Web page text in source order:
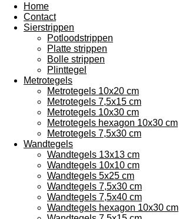
Home
Contact
Sierstrippen
Potloodstrippen
Platte strippen
Bolle strippen
Plinttegel
Metrotegels
Metrotegels 10x20 cm
Metrotegels 7,5x15 cm
Metrotegels 10x30 cm
Metrotegels hexagon 10x30 cm
Metrotegels 7,5x30 cm
Wandtegels
Wandtegels 13x13 cm
Wandtegels 10x10 cm
Wandtegels 5x25 cm
Wandtegels 7,5x30 cm
Wandtegels 7,5x40 cm
Wandtegels hexagon 10x30 cm